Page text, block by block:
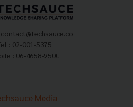
contact@techsauce.co
: 02-001-5375
: 06-4658-9500
Media